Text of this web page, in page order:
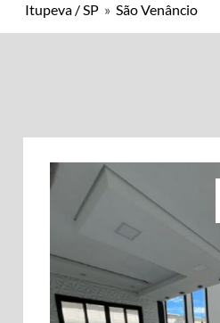
Itupeva / SP » São Venâncio